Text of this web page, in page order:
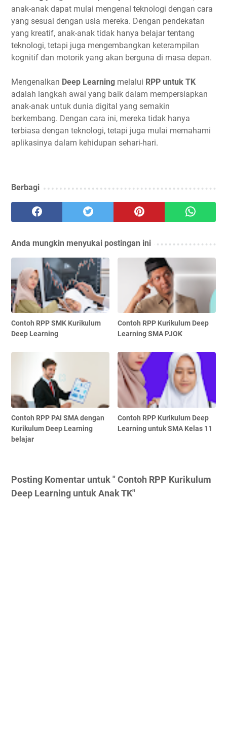
anak-anak dapat mulai mengenal teknologi dengan cara
yang sesuai dengan usia mereka. Dengan pendekatan
yang kreatif, anak-anak tidak hanya belajar tentang
teknologi, tetapi juga mengembangkan keterampilan
kognitif dan motorik yang akan berguna di masa depan.
Mengenalkan Deep Learning melalui RPP untuk TK
adalah langkah awal yang baik dalam mempersiapkan
anak-anak untuk dunia digital yang semakin
berkembang. Dengan cara ini, mereka tidak hanya
terbiasa dengan teknologi, tetapi juga mulai memahami
aplikasinya dalam kehidupan sehari-hari.
Berbagi
Anda mungkin menyukai postingan ini
Contoh RPP SMK Kurikulum
Deep Learning
Contoh RPP Kurikulum Deep
Learning SMA PJOK
Contoh RPP PAI SMA dengan
Kurikulum Deep Learning
belajar
Contoh RPP Kurikulum Deep
Learning untuk SMA Kelas 11
Posting Komentar untuk " Contoh RPP Kurikulum
Deep Learning untuk Anak TK"